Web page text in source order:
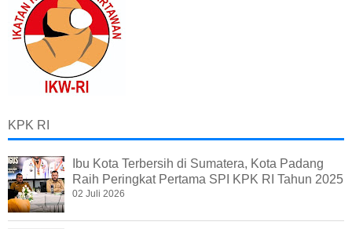
KPK RI
Ibu Kota Terbersih di Sumatera, Kota Padang
Raih Peringkat Pertama SPI KPK RI Tahun 2025
02 Juli 2026